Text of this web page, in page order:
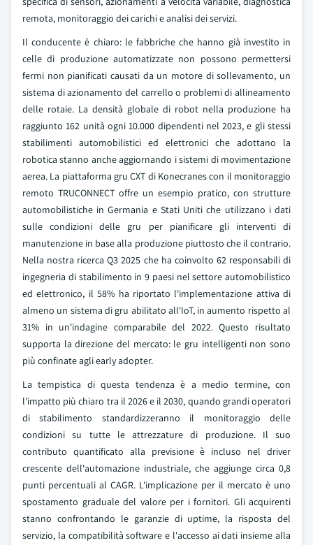
remota, monitoraggio dei carichi e analisi dei servizi.
Il conducente è chiaro: le fabbriche che hanno già investito in
celle di produzione automatizzate non possono permettersi
fermi non pianificati causati da un motore di sollevamento, un
sistema di azionamento del carrello o problemi di allineamento
delle rotaie. La densità globale di robot nella produzione ha
raggiunto 162 unità ogni 10.000 dipendenti nel 2023, e gli stessi
stabilimenti automobilistici ed elettronici che adottano la
robotica stanno anche aggiornando i sistemi di movimentazione
aerea. La piattaforma gru CXT di Konecranes con il monitoraggio
remoto TRUCONNECT offre un esempio pratico, con strutture
automobilistiche in Germania e Stati Uniti che utilizzano i dati
sulle condizioni delle gru per pianificare gli interventi di
manutenzione in base alla produzione piuttosto che il contrario.
Nella nostra ricerca Q3 2025 che ha coinvolto 62 responsabili di
ingegneria di stabilimento in 9 paesi nel settore automobilistico
ed elettronico, il 58% ha riportato l'implementazione attiva di
almeno un sistema di gru abilitato all'IoT, in aumento rispetto al
31% in un'indagine comparabile del 2022. Questo risultato
supporta la direzione del mercato: le gru intelligenti non sono
più confinate agli early adopter.
La tempistica di questa tendenza è a medio termine, con
l'impatto più chiaro tra il 2026 e il 2030, quando grandi operatori
di stabilimento standardizzeranno il monitoraggio delle
condizioni su tutte le attrezzature di produzione. Il suo
contributo quantificato alla previsione è incluso nel driver
crescente dell'automazione industriale, che aggiunge circa 0,8
punti percentuali al CAGR. L'implicazione per il mercato è uno
spostamento graduale del valore per i fornitori. Gli acquirenti
stanno confrontando le garanzie di uptime, la risposta del
servizio, la compatibilità software e l'accesso ai dati insieme alla